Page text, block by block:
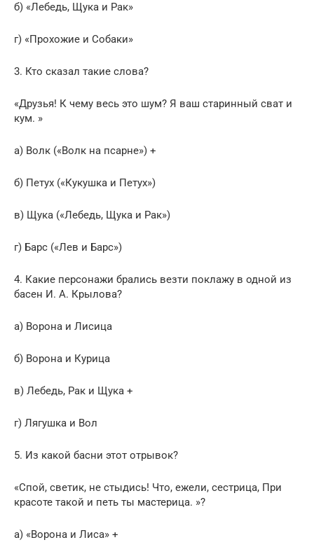
б) «Лебедь, Щука и Рак»
г) «Прохожие и Собаки»
3. Кто сказал такие слова?
«Друзья! К чему весь это шум? Я ваш старинный сват и
кум. »
а) Волк («Волк на псарне») +
б) Петух («Кукушка и Петух»)
в) Щука («Лебедь, Щука и Рак»)
г) Барс («Лев и Барс»)
4. Какие персонажи брались везти поклажу в одной из
басен И. А. Крылова?
а) Ворона и Лисица
б) Ворона и Курица
в) Лебедь, Рак и Щука +
г) Лягушка и Вол
5. Из какой басни этот отрывок?
«Спой, светик, не стыдись! Что, ежели, сестрица, При
красоте такой и петь ты мастерица. »?
а) «Ворона и Лиса» +